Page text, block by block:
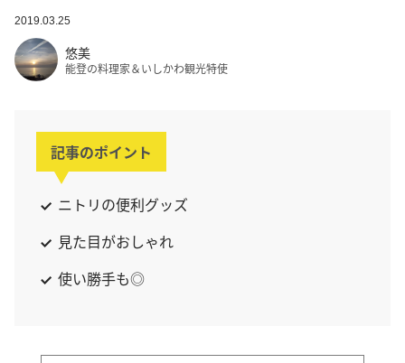
2019.03.25
悠美
能登の料理家＆いしかわ観光特使
記事のポイント
ニトリの便利グッズ
見た目がおしゃれ
使い勝手も◎